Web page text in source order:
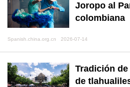
Joropo al
colombiana
Spanish.china.org.cn 2026-07-14
Tradición
de